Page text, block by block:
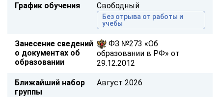
График обучения Свободный
Без отрыва от работы и
учебы
Занесение сведений
о документах об
образовании
ФЗ №273 «Об
образовании в РФ» от
29.12.2012
Ближайший набор
группы
Август 2026